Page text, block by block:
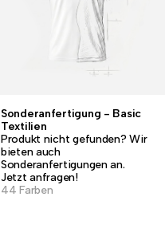
Sonderanfertigung - Basic
Textilien
Produkt nicht gefunden? Wir
bieten auch
Sonderanfertigungen an.
Jetzt anfragen!
44 Farben